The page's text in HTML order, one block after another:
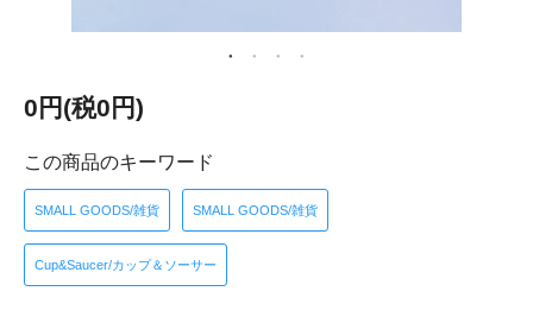
0円(税0円)
この商品のキーワード
SMALL GOODS/雑貨 SMALL GOODS/雑貨
Cup&Saucer/カップ＆ソーサー